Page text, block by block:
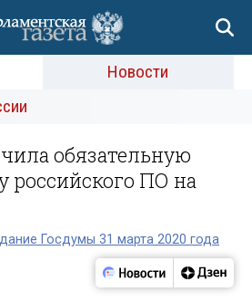
Новости
обязательную
российского ПО на
Госдумы 31 марта 2020 года